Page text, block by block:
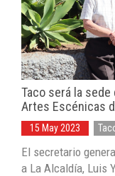
Taco será la
Artes Escénicas
15 May 2023
El secretario
a La Alcaldía, Luis